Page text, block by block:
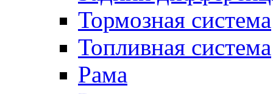
Тормозная система
Топливная система
Рама